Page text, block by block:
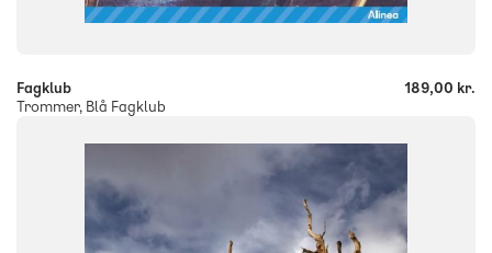
+
Fagklub
Trommer, Blå Fagklub
189,00 kr.
3. klasse 5. klasse 6. klasse